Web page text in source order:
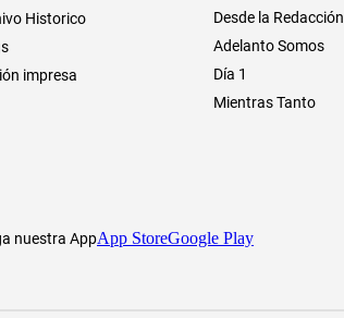
Historico
impresa
Desde la Redacción
Adelanto Somos
Día 1
Mientras Tanto
nuestra AppApp StoreGoogle Play